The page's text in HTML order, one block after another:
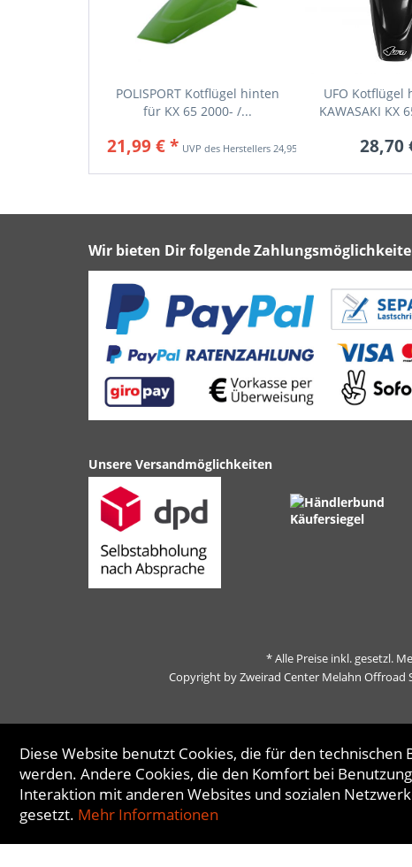
POLISPORT Kotflügel hinten
für KX 65 2000- /...
21,99 € * 24,95 € *
UFO
KAWASAKI KX
28,70
Wir bieten Dir folgende
Unsere Versandmöglichkeiten
* Alle Preise inkl. gesetzl.
Copyright by Zweirad Center Melahn Offroad
Diese Website benutzt Cookies, die für den
werden. Andere Cookies, die den Komfort bei
Interaktion mit anderen Websites und sozialen
gesetzt. Mehr Informationen